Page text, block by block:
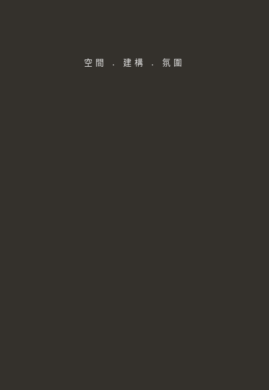
空間 . 建構 . 氛圍